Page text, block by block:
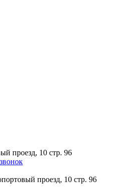
проезд, 10 стр. 96
проезд, 10 стр. 96